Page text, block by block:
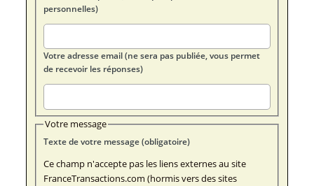
personnelles)
Votre adresse email (ne sera pas publiée, vous permet
de recevoir les réponses)
Votre message
Texte de votre message (obligatoire)
Ce champ n'accepte pas les liens externes au site
FranceTransactions.com (hormis vers des sites